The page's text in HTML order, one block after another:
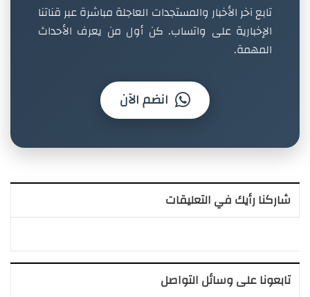
تابع آخر الأخبار والمستجدات العاجلة مباشرة عبر قناتنا
الإخبارية على واتساب. كن أول من يعرف الأحداث
المهمة.
انضم الآن
شاركنا رأيك في التعليقات
تابعونا على وسائل التواصل